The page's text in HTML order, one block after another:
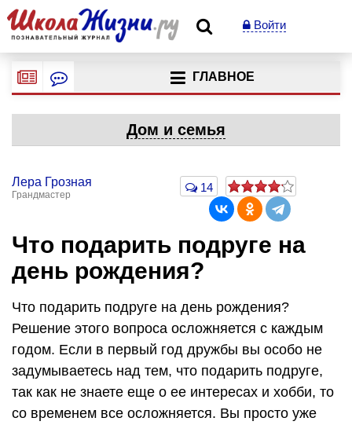
Войти
ГЛАВНОЕ
Дом и семья
Лера Грозная
Грандмастер
14
Что подарить подруге на
день рождения?
Что подарить подруге на день рождения?
Решение этого вопроса осложняется с каждым
годом. Если в первый год дружбы вы особо не
задумываетесь над тем, что подарить подруге,
так как не знаете еще о ее интересах и хобби, то
со временем все осложняется. Вы просто уже